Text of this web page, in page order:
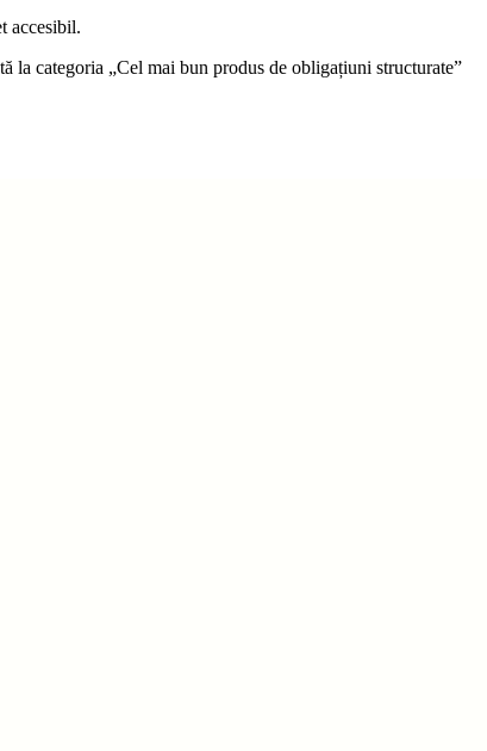
accesibil.
la categoria „Cel mai bun produs de obligațiuni structurate”